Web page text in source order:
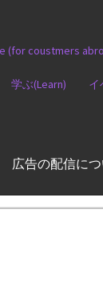
(for coustmers
学ぶ(Learn) イ
広告の配信に